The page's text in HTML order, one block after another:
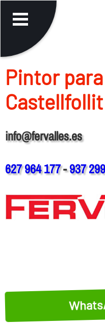
Pintor
info@fervalles.es
627 964 177-937